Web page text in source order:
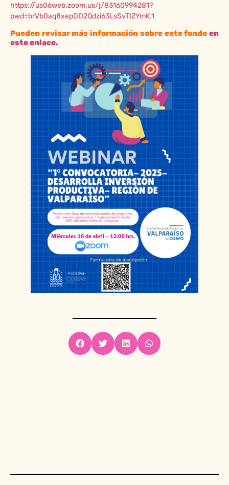
https://us06web.zoom.us/j/83160994281?
pwd=brVb0aq8xepDD2Qdzi63LsSvTIZYmK.1
Pueden revisar más información sobre este fondo en
este enlace.